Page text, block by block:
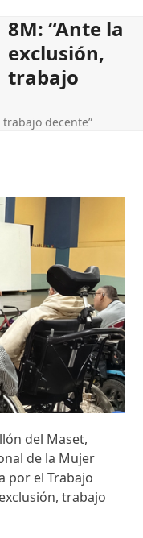
8M: “Ante la
exclusión,
trabajo
decente”
del Maset,
de la Mujer
por el Trabajo
trabajo